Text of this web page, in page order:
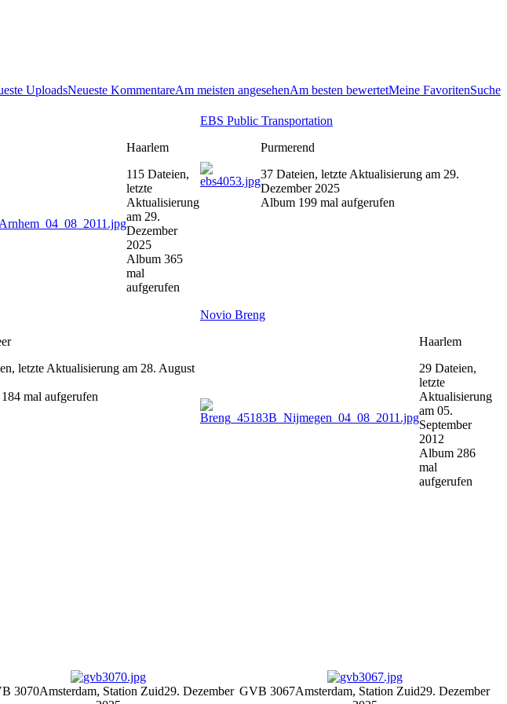
UploadsNeueste KommentareAm meisten angesehenAm besten bewertetMeine FavoritenSuche
Haarlem
115 Dateien,
letzte
Aktualisierung
am 29.
Dezember
2025
Album 365
mal
aufgerufen
EBS Public Transportation
Purmerend
37 Dateien, letzte Aktualisierung am 29.
Dezember 2025
Album 199 mal aufgerufen
letzte Aktualisierung am 28. August
mal aufgerufen
Novio Breng
Haarlem
29 Dateien,
letzte
Aktualisierung
am 05.
September
2012
Album 286
mal
aufgerufen
3070Amsterdam, Station Zuid29. Dezember GVB 3067Amsterdam, Station Zuid29. Dezember